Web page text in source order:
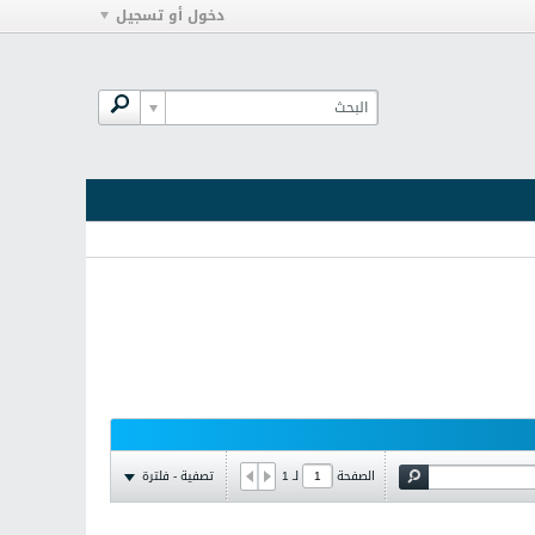
دخول أو تسجيل
الصفحة لـ1 تصفية - فلترة